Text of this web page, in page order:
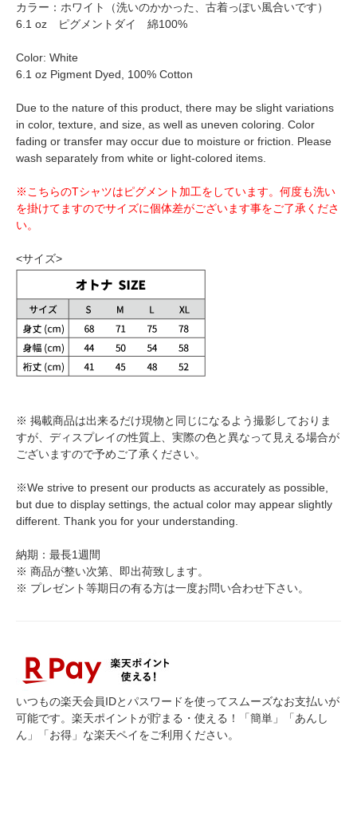
カラー：ホワイト（洗いのかかった、古着っぽい風合いです）
6.1 oz ピグメントダイ 綿100%
Color: White
6.1 oz Pigment Dyed, 100% Cotton
Due to the nature of this product, there may be slight variations
in color, texture, and size, as well as uneven coloring. Color
fading or transfer may occur due to moisture or friction. Please
wash separately from white or light-colored items.
※こちらのTシャツはピグメント加工をしています。何度も洗い
を掛けてますのでサイズに個体差がございます事をご了承くださ
い。
<サイズ>
※ 掲載商品は出来るだけ現物と同じになるよう撮影しておりま
すが、ディスプレイの性質上、実際の色と異なって見える場合が
ございますので予めご了承ください。
※We strive to present our products as accurately as possible,
but due to display settings, the actual color may appear slightly
different. Thank you for your understanding.
納期：最長1週間
※ 商品が整い次第、即出荷致します。
※ プレゼント等期日の有る方は一度お問い合わせ下さい。
いつもの楽天会員IDとパスワードを使ってスムーズなお支払いが
可能です。楽天ポイントが貯まる・使える！「簡単」「あんし
ん」「お得」な楽天ペイをご利用ください。